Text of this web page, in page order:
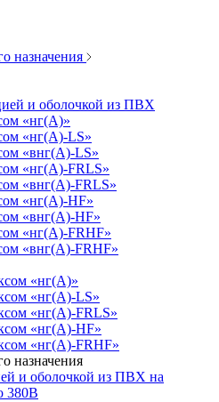
назначения
и оболочкой из ПВХ
«нг(А)»
«нг(А)-LS»
«внг(А)-LS»
«нг(А)-FRLS»
«внг(А)-FRLS»
«нг(А)-HF»
«внг(А)-HF»
«нг(А)-FRHF»
«внг(А)-FRHF»
«нг(А)»
«нг(А)-LS»
«нг(А)-FRLS»
«нг(А)-HF»
«нг(А)-FRHF»
назначения
и оболочкой из ПВХ на
380В